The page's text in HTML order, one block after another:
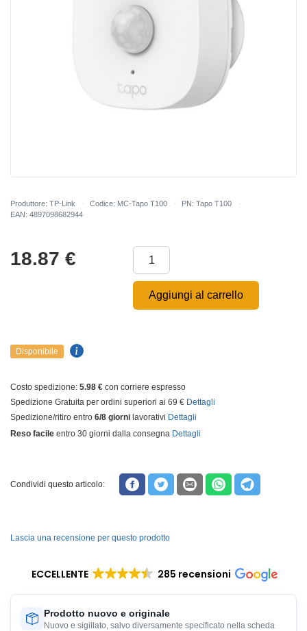
Produttore: TP-Link Codice: MC-Tapo T100
PN: Tapo T100
EAN: 4897098682944
18.87 €
Aggiungi al carrello
Disponibile
Costo spedizione: 5.98 € con corriere espresso
Spedizione Gratuita per ordini superiori ai 69 € Dettagli
Spedizione/ritiro entro 6/8 giorni lavorativi Dettagli
Reso facile entro 30 giorni dalla consegna Dettagli
Condividi questo articolo:
Lascia una recensione per questo prodotto
ECCELLENTE 285 recensioni
Prodotto nuovo e originale
Nuovo e sigillato, salvo diversamente specificato nella scheda